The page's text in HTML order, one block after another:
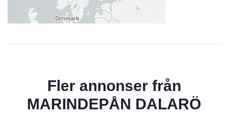
Fler annonser från
MARINDEPÅN DALARÖ